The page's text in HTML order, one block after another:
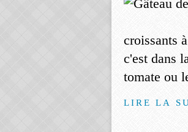
croissants
c'est dans
tomate ou
LIRE LA